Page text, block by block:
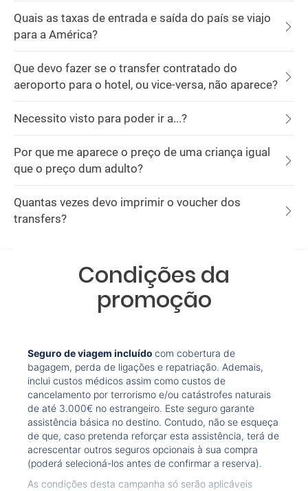
Quais as taxas de entrada e saída do país se viajo
para a América?
Que devo fazer se o transfer contratado do
aeroporto para o hotel, ou vice-versa, não aparece?
Necessito visto para poder ir a...?
Por que me aparece o preço de uma criança igual
que o preço dum adulto?
Quantas vezes devo imprimir o voucher dos
transfers?
Condições da
promoção
Seguro de viagem incluído com cobertura de
bagagem, perda de ligações e repatriação. Ademais,
inclui custos médicos assim como custos de
cancelamento por terrorismo e/ou catástrofes naturais
de até 3.000€ no estrangeiro. Este seguro garante
assistência básica no destino. Contudo, não se esqueça
de que, caso pretenda reforçar esta assistência, terá de
acrescentar outros seguros opcionais à sua compra
(poderá selecioná-los antes de confirmar a reserva).
As condições desta campanha só serão aplicáveis